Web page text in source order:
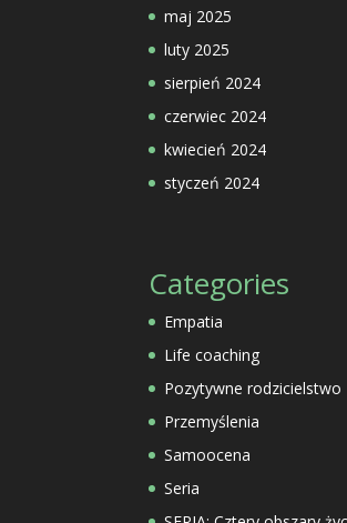
maj 2025
luty 2025
sierpień 2024
czerwiec 2024
kwiecień 2024
styczeń 2024
Categories
Empatia
Life coaching
Pozytywne rodzicielstwo
Przemyślenia
Samoocena
Seria